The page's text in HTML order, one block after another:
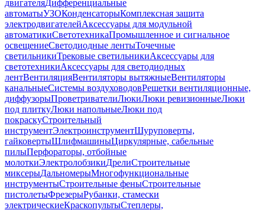
двигателяДифференциальные
автоматыУЗОКонденсаторыКомплексная защита
электродвигателейАксессуары для модульной
автоматикиСветотехникаПромышленное и сигнальное
освещениеСветодиодные лентыТочечные
светильникиТрековые светильникиАксессуары для
светотехникиАксессуары для светодиодных
лентВентиляцияВентиляторы вытяжныеВентиляторы
канальныеСистемы воздуховодовРешетки вентиляционные,
диффузорыПроветривателиЛюкиЛюки ревизионныеЛюки
под плиткуЛюки напольныеЛюки под
покраскуСтроительный
инструментЭлектроинструментШуруповерты,
гайковертыШлифмашиныЦиркулярные, сабельные
пилыПерфораторы, отбойные
молоткиЭлектролобзикиДрелиСтроительные
миксерыДальномерыМногофункциональные
инструментыСтроительные феныСтроительные
пистолетыФрезерыРубанки, стамески
электрическиеКраскопультыСтеплеры,